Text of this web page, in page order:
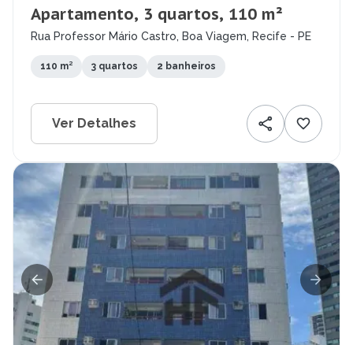
Apartamento, 3 quartos, 110 m²
Rua Professor Mário Castro, Boa Viagem, Recife - PE
110 m² 3 quartos 2 banheiros
Ver Detalhes